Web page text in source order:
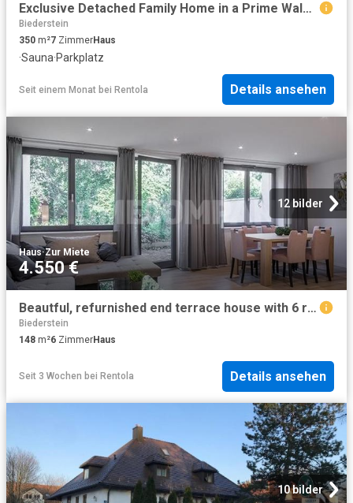
Exclusive Detached Family Home in a Prime Waldtrudering Location – 350 m² of Living Space on a Spacious Estate
Biederstein
350 m²7 ZimmerHaus
·Sauna·Parkplatz
Seit einem Monat bei Rentola Details ansehen
12 bilder
Haus·Zur Miete
4.550 €
Beautful, refurnished end terrace house with 6 rooms in Obermenzing
Biederstein
148 m²6 ZimmerHaus
Seit 3 Wochen bei Rentola Details ansehen
10 bilder